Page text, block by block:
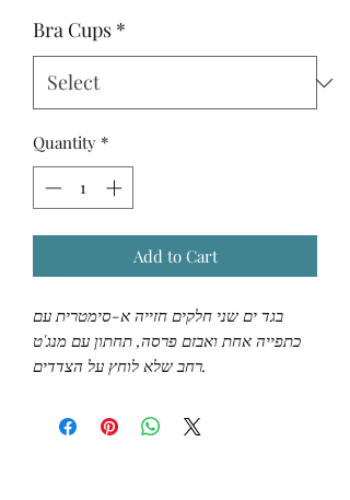
Bra Cups *
Quantity *
Add to Cart
בגד ים שני חלקים חזייה א-סימטרית עם
כתפייה אחת ואבזם פרסה, תחתון עם מנג'ט
רחב שלא לוחץ על הצדדים.